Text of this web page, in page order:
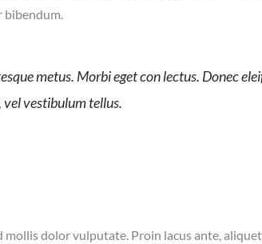
bibendum.
metus. Morbi eget con lectus. Donec
vestibulum tellus.
dolor vulputate. Proin lacus ante,